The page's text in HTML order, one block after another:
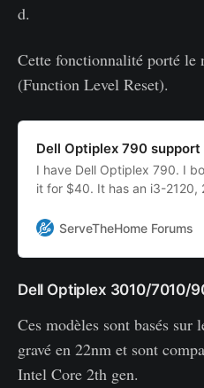
d.
Cette fonctionnalité porté le
(Function Level Reset).
Dell Optiplex 790 support
I have Dell Optiplex 790. I
it for $40. It has an i3-2120,
planning on using it for an
wanting to utilize VT-d so I
pass a network card to
am looking at buying an i5-
for lower wattage…
ServeTheHome Forums
Dell Optiplex 3010/7010/
Ces modèles sont basés sur
gravé en 22nm et sont
Intel Core 2th gen.